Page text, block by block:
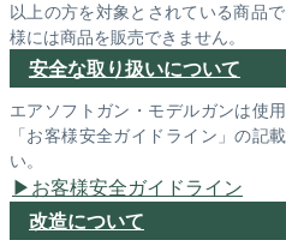
以上の方を対象とされている商品
様には商品を販売できません。
安全な取り扱いについて
エアソフトガン・モデルガンは使
「お客様安全ガイドライン」の記
い。
お客様安全ガイドライン
改造について